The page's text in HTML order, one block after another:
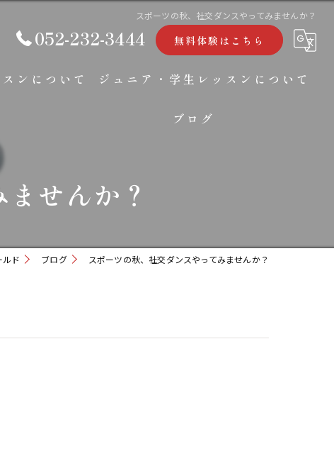
スポーツの秋、社交ダンスやってみませんか？
052-232-3444 無料体験はこちら
ンについて ジュニア・学生レッスンについて
ブログ
せんか？
ド ブログ スポーツの秋、社交ダンスやってみませんか？